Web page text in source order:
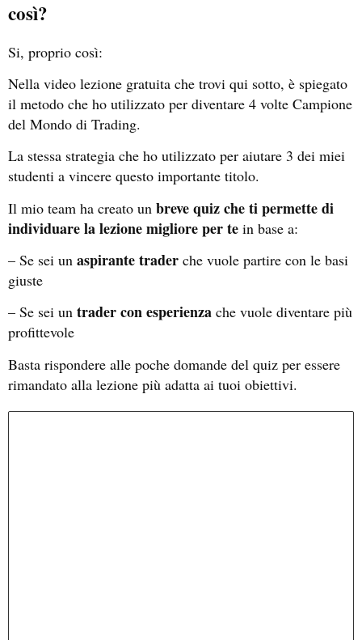
così?
Si, proprio così:
Nella video lezione gratuita che trovi qui sotto, è spiegato
il metodo che ho utilizzato per diventare 4 volte Campione
del Mondo di Trading.
La stessa strategia che ho utilizzato per aiutare 3 dei miei
studenti a vincere questo importante titolo.
Il mio team ha creato un breve quiz che ti permette di
individuare la lezione migliore per te in base a:
– Se sei un aspirante trader che vuole partire con le basi
giuste
– Se sei un trader con esperienza che vuole diventare più
profittevole
Basta rispondere alle poche domande del quiz per essere
rimandato alla lezione più adatta ai tuoi obiettivi.